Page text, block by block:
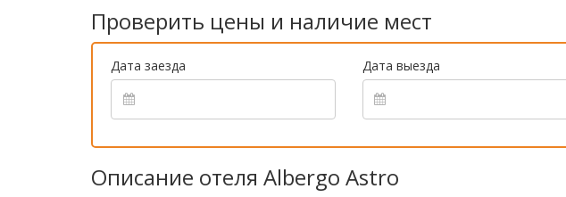
Проверить цены и наличие мест
Дата заезда Дата выезда
Описание отеля Albergo Astro